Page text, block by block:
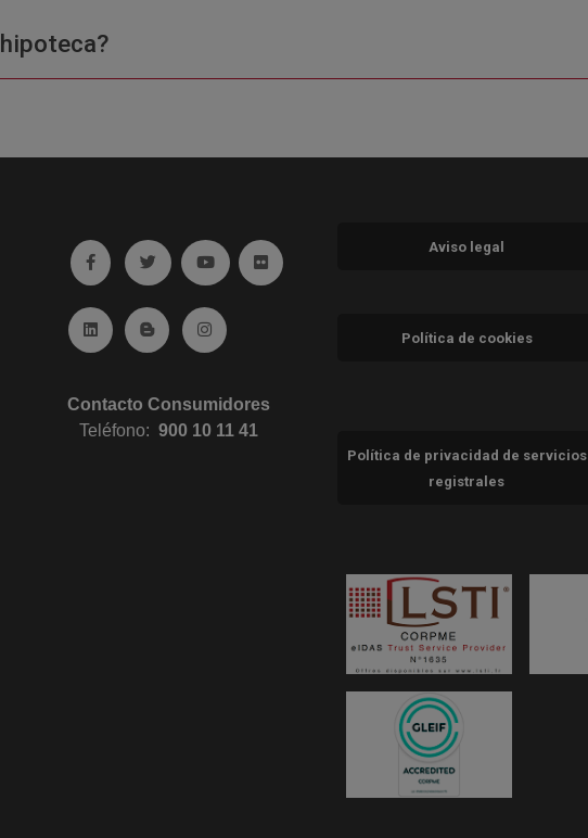
Ir a facebook (abre en ventana nueva)
Ir a twitter (abre en ventana nueva)
Ir a YouTube (abre en ventana nueva)
Ir a Flickr (abre en ventana nueva)
Ir a Linkedin (abre en ventana nueva)
Ir al Blog (abre en ventana nueva)
Ir a Instagram (abre en ventana nueva)
Contacto Consumidores
Teléfono:900 10 11 41
Aviso legal
Política de cookies
Política de privacidad de servicios
registrales